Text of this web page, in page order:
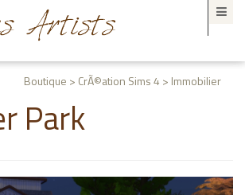
Boutique > CrÃ©ation Sims 4 > Immobilier
Park